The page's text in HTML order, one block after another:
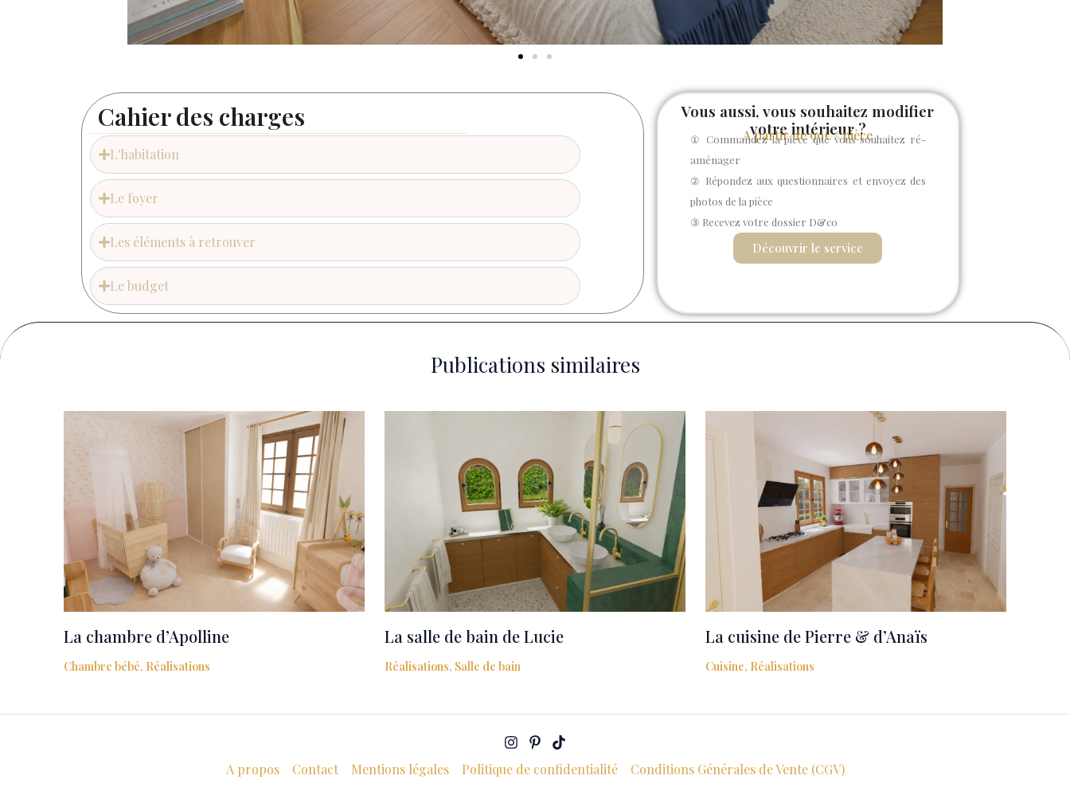
Cahier des charges
L'habitation
Le foyer
Les éléments à retrouver
Le budget
Vous aussi, vous souhaitez modifier
votre intérieur ?
A partir de 99€ / pièce
① Commandez la pièce que vous souhaitez ré-
aménager
② Répondez aux questionnaires et envoyez des
photos de la pièce
③ Recevez votre dossier D&co
Découvrir le service
Publications similaires
La chambre d’Apolline
Chambre bébé, Réalisations
La salle de bain de Lucie
Réalisations, Salle de bain
La cuisine de Pierre & d’Anaïs
Cuisine, Réalisations
A propos Contact Mentions légales Politique de confidentialité
Conditions Générales de Vente (CGV)